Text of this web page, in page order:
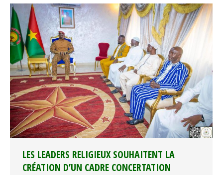
LES LEADERS RELIGIEUX SOUHAITENT LA
CRÉATION D’UN CADRE CONCERTATION